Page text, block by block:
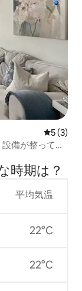
レビュー
5 (3)
備が整ってい
時⁠期⁠は⁠？
平均気温
22°C
22°C